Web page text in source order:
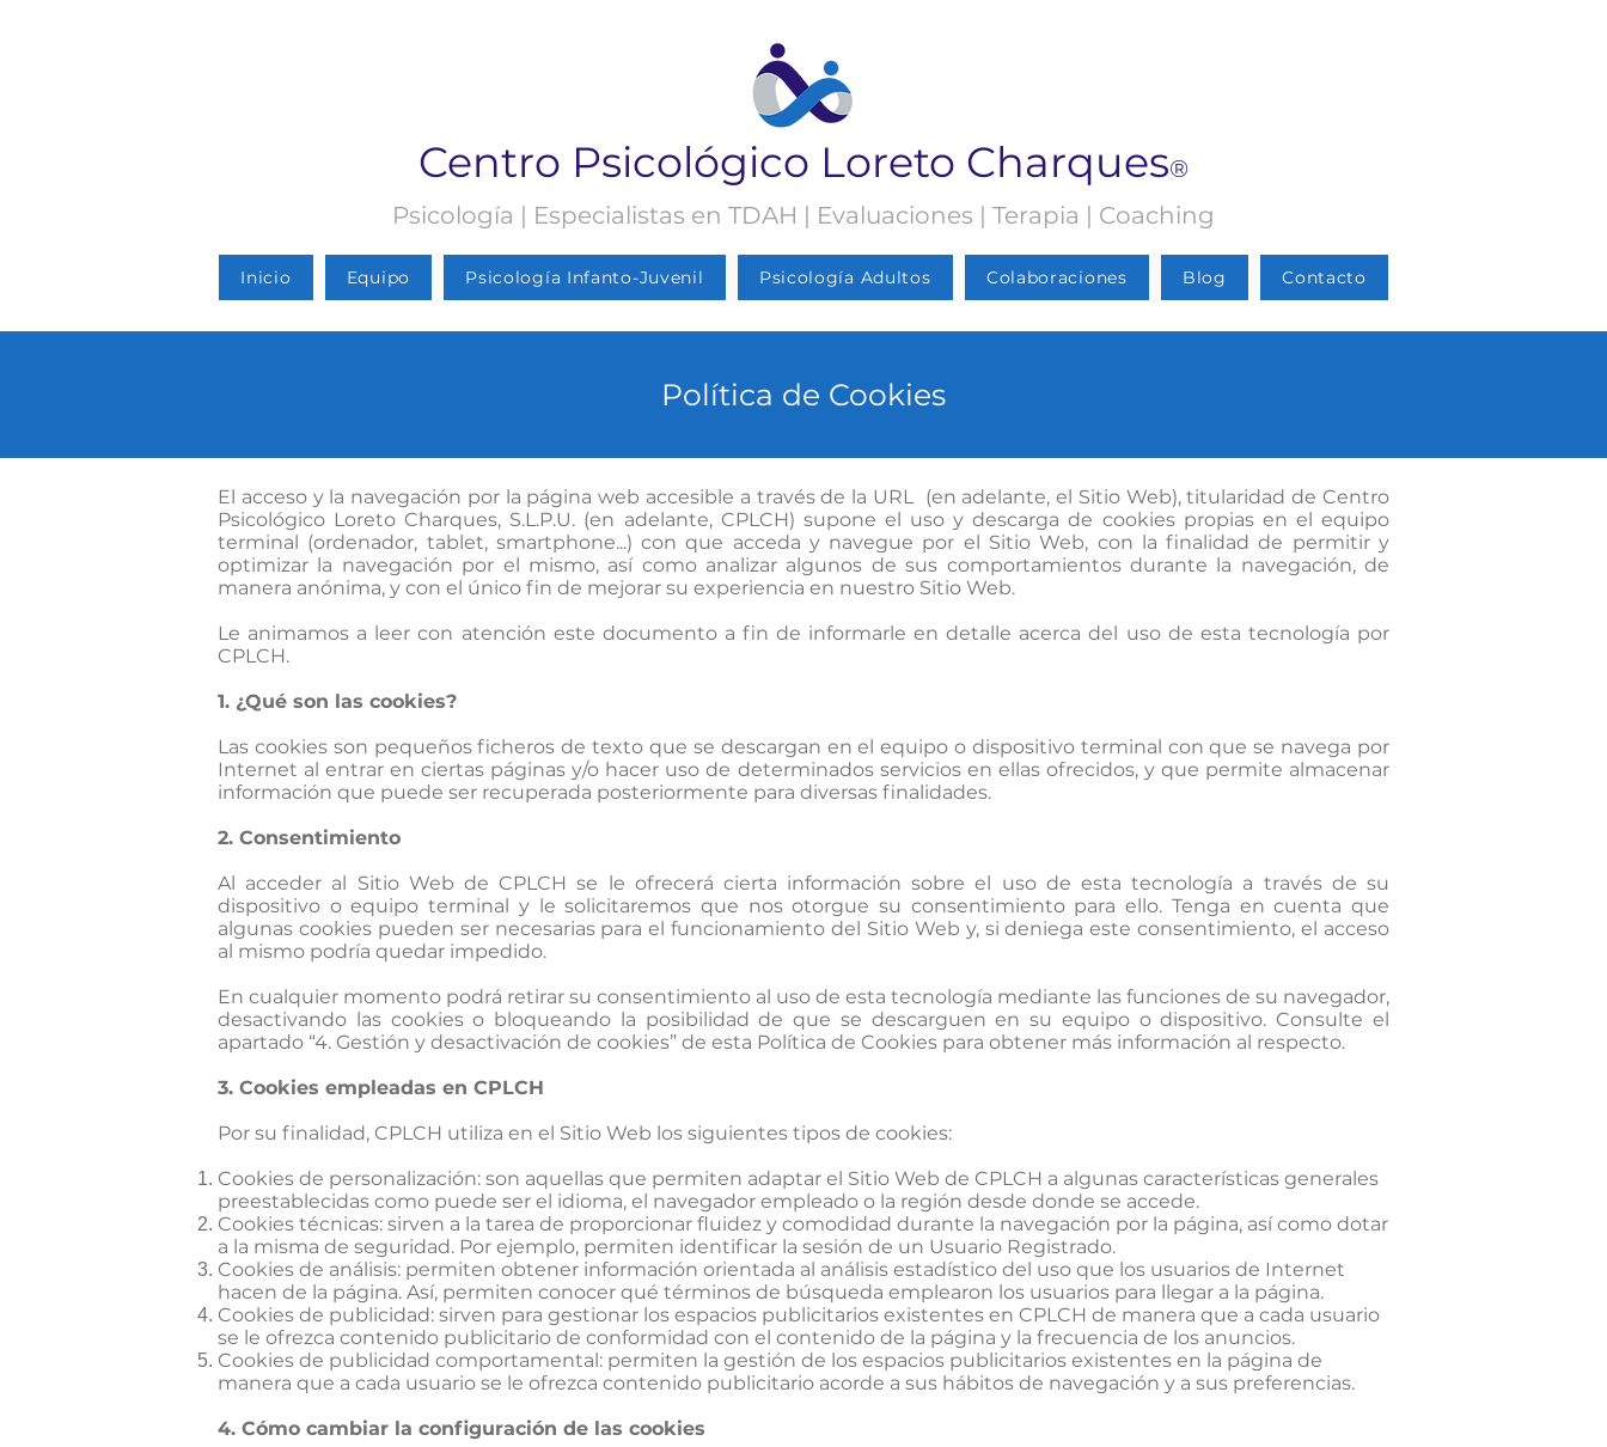
Centro Psicológico Loreto Charques®
Psicología | Especialistas en TDAH | Evaluaciones | Terapia | Coaching
Inicio Equipo Psicología Infanto-Juvenil Psicología Adultos Colaboraciones Blog Contacto
Política de Cookies
El acceso y la navegación por la página web accesible a través de la URL (en adelante, el Sitio Web), titularidad de Centro
Psicológico Loreto Charques, S.L.P.U. (en adelante, CPLCH) supone el uso y descarga de cookies propias en el equipo
terminal (ordenador, tablet, smartphone...) con que acceda y navegue por el Sitio Web, con la finalidad de permitir y
optimizar la navegación por el mismo, así como analizar algunos de sus comportamientos durante la navegación, de
manera anónima, y con el único fin de mejorar su experiencia en nuestro Sitio Web.
Le animamos a leer con atención este documento a fin de informarle en detalle acerca del uso de esta tecnología por
CPLCH.
1. ¿Qué son las cookies?
Las cookies son pequeños ficheros de texto que se descargan en el equipo o dispositivo terminal con que se navega por
Internet al entrar en ciertas páginas y/o hacer uso de determinados servicios en ellas ofrecidos, y que permite almacenar
información que puede ser recuperada posteriormente para diversas finalidades.
2. Consentimiento
Al acceder al Sitio Web de CPLCH se le ofrecerá cierta información sobre el uso de esta tecnología a través de su
dispositivo o equipo terminal y le solicitaremos que nos otorgue su consentimiento para ello. Tenga en cuenta que
algunas cookies pueden ser necesarias para el funcionamiento del Sitio Web y, si deniega este consentimiento, el acceso
al mismo podría quedar impedido.
En cualquier momento podrá retirar su consentimiento al uso de esta tecnología mediante las funciones de su navegador,
desactivando las cookies o bloqueando la posibilidad de que se descarguen en su equipo o dispositivo. Consulte el
apartado “4. Gestión y desactivación de cookies” de esta Política de Cookies para obtener más información al respecto.
3. Cookies empleadas en CPLCH
Por su finalidad, CPLCH utiliza en el Sitio Web los siguientes tipos de cookies:
Cookies de personalización: son aquellas que permiten adaptar el Sitio Web de CPLCH a algunas características generales
preestablecidas como puede ser el idioma, el navegador empleado o la región desde donde se accede.
Cookies técnicas: sirven a la tarea de proporcionar fluidez y comodidad durante la navegación por la página, así como dotar
a la misma de seguridad. Por ejemplo, permiten identificar la sesión de un Usuario Registrado.
Cookies de análisis: permiten obtener información orientada al análisis estadístico del uso que los usuarios de Internet
hacen de la página. Así, permiten conocer qué términos de búsqueda emplearon los usuarios para llegar a la página.
Cookies de publicidad: sirven para gestionar los espacios publicitarios existentes en CPLCH de manera que a cada usuario
se le ofrezca contenido publicitario de conformidad con el contenido de la página y la frecuencia de los anuncios.
Cookies de publicidad comportamental: permiten la gestión de los espacios publicitarios existentes en la página de
manera que a cada usuario se le ofrezca contenido publicitario acorde a sus hábitos de navegación y a sus preferencias.
4. Cómo cambiar la configuración de las cookies